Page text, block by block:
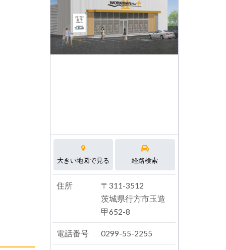
大きい地図で見る 経路検索
住所
〒311-3512
茨城県行方市玉造
甲652-8
電話番号 0299-55-2255